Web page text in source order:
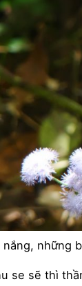
nắng, những
se sẽ thì